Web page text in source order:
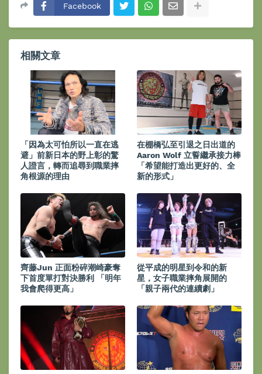
Facebook
相關文章
「因為太可怕所以一直在逃
避」前新日本的野上彰的驚
人證言，轉而追尋到職業摔
角根源的理由
在棚橋弘至引退之日出道的
Aaron Wolf 立誓繼承接力棒
「希望能打造出更好的、全
新的形式」
齊藤Jun 正面粉碎潮崎豪奪
下首度單打對決勝利 「明年
我會爬得更高」
從平成的明星到令和的新
星，女子職業摔角展開的
「親子兩代的連續劇」